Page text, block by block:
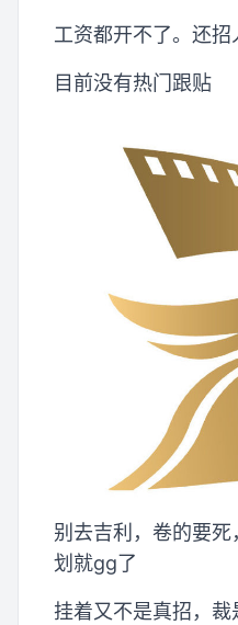
工资都开不了。还招
目前没有热门跟贴
别去吉利，卷的要
划就gg了
挂着又不是真招，裁